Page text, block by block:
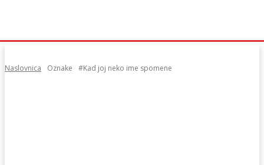
Naslovnica Oznake #Kad joj neko ime spomene